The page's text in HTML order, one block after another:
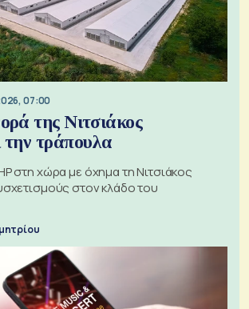
07:00
της Νιτσιάκος
την τράπουλα
στη χώρα με όχημα τη Νιτσιάκος
στον κλάδο του